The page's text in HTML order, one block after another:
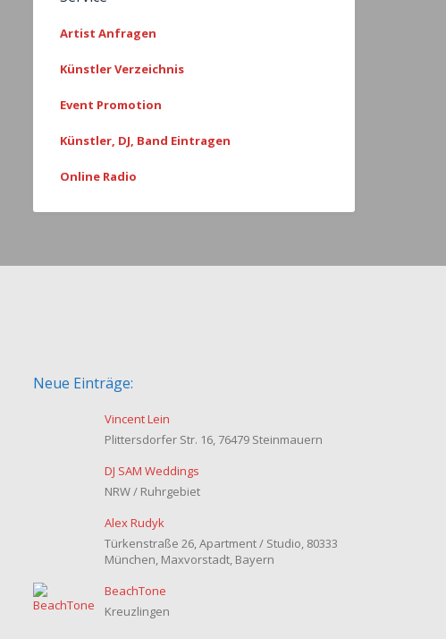
Artist Anfragen
Künstler Verzeichnis
Event Promotion
Künstler, DJ, Band Eintragen
Online Radio
Neue Einträge:
Vincent Lein
Plittersdorfer Str. 16, 76479 Steinmauern
DJ SAM Weddings
NRW / Ruhrgebiet
Alex Rudyk
Türkenstraße 26, Apartment / Studio, 80333
München, Maxvorstadt, Bayern
BeachTone
Kreuzlingen